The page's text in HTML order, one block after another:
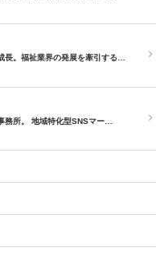
長。福祉業界の発展を牽引する…
務所。 地域特化型SNSマー…